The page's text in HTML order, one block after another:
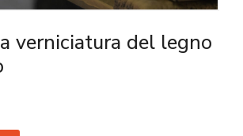
verniciatura del legno